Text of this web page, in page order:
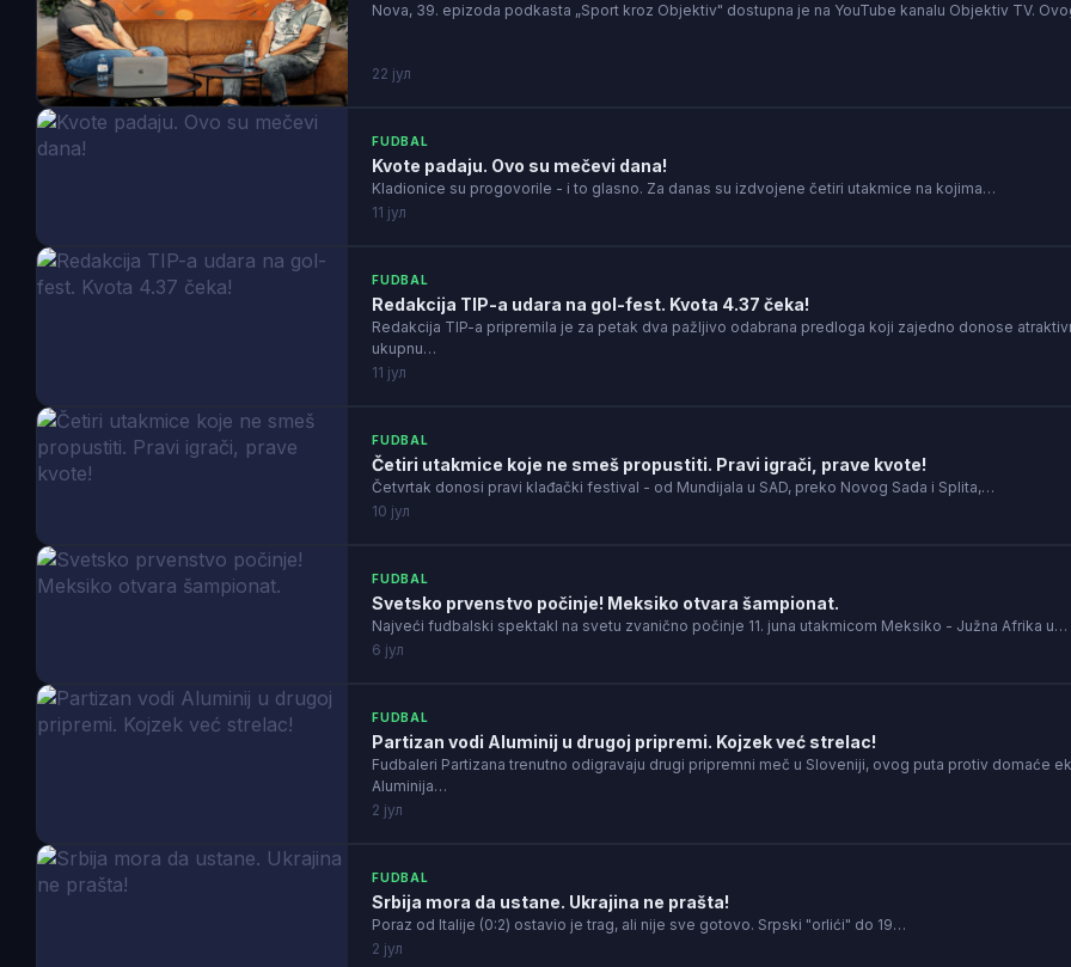
Nova, 39. epizoda podkasta „Sport kroz Objektiv" dostupna je na YouTube kanalu Objektiv TV.
22 јул
FUDBAL
Kvote padaju. Ovo su mečevi dana!
Kladionice su progovorile - i to glasno. Za danas su izdvojene četiri utakmice na kojima…
11 јул
FUDBAL
Redakcija TIP-a udara na gol-fest. Kvota 4.37 čeka!
Redakcija TIP-a pripremila je za petak dva pažljivo odabrana predloga koji zajedno donose
ukupnu…
11 јул
FUDBAL
Četiri utakmice koje ne smeš propustiti. Pravi igrači, prave kvote!
Četvrtak donosi pravi klađački festival - od Mundijala u SAD, preko Novog Sada i Splita,…
10 јул
FUDBAL
Svetsko prvenstvo počinje! Meksiko otvara šampionat.
Najveći fudbalski spektakl na svetu zvanično počinje 11. juna utakmicom Meksiko - Južna Afrika u…
6 јул
FUDBAL
Partizan vodi Aluminij u drugoj pripremi. Kojzek već strelac!
Fudbaleri Partizana trenutno odigravaju drugi pripremni meč u Sloveniji, ovog puta protiv domaće
Aluminija…
2 јул
FUDBAL
Srbija mora da ustane. Ukrajina ne prašta!
Poraz od Italije (0:2) ostavio je trag, ali nije sve gotovo. Srpski "orlići" do 19…
2 јул